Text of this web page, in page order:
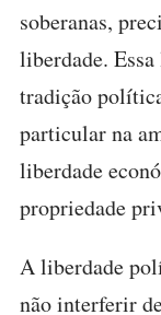
soberanas,
liberdade.
tradição
particular na
liberdade
propriedade
A liberdade
não interferir